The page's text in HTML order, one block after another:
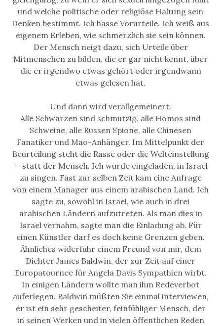
und welche politische oder religiöse Haltung sein
Denken bestimmt. Ich hasse Vorurteile. Ich weiß aus
eigenem Erleben, wie schmerzlich sie sein können.
Der Mensch neigt dazu, sich Urteile über
Mitmenschen zu bilden, die er gar nicht kennt, über
die er irgendwo etwas gehört oder irgendwann
etwas gelesen hat.
Und dann wird verallgemeinert:
Alle Schwarzen sind schmutzig, alle Homos sind
Schweine, alle Russen Spione, alle Chinesen
Fanatiker und Mao-Anhänger. Im Mittelpunkt der
Beurteilung steht die Rasse oder die Welteinstellung
— statt der Mensch. Ich wurde eingeladen, in Israel
zu singen. Fast zur selben Zeit kam eine Anfrage
von einem Manager aus einem arabischen Land. Ich
sagte zu, sowohl in Israel, wie auch in drei
arabischen Ländern aufzutreten. Als man dies in
Israel vernahm, sagte man die Einladung ab. Für
einen Künstler darf es doch keine Grenzen geben.
Ähnliches widerfuhr einem Freund von mir, dem
Dichter James Baldwin, der zur Zeit auf einer
Europatournee für Angela Davis Sympathien wirbt.
In einigen Ländern wollte man ihm Redeverbot
auferlegen. Baldwin müßten Sie einmal interviewen,
er ist ein sehr gescheiter, feinfühliger Mensch, der
in seinen Werken und in vielen öffentlichen Reden